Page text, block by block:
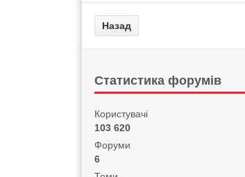
Статистика форумів
Користувачі
103 620
Форуми
6